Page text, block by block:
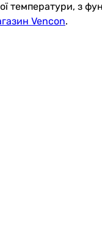
температури, з
Vencon.